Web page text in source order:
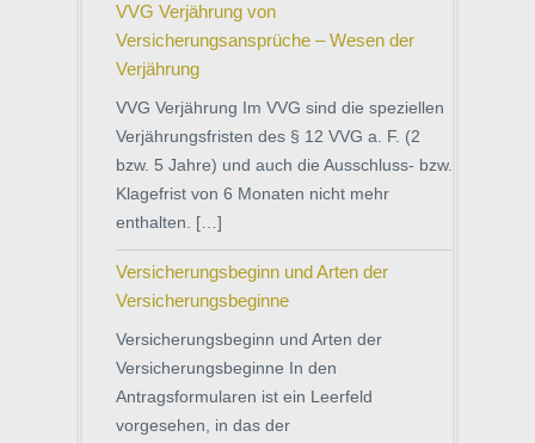
VVG Verjährung von
Versicherungsansprüche – Wesen der
Verjährung
VVG Verjährung Im VVG sind die speziellen
Verjährungsfristen des § 12 VVG a. F. (2
bzw. 5 Jahre) und auch die Ausschluss- bzw.
Klagefrist von 6 Monaten nicht mehr
enthalten. […]
Versicherungsbeginn und Arten der
Versicherungsbeginne
Versicherungsbeginn und Arten der
Versicherungsbeginne In den
Antragsformularen ist ein Leerfeld
vorgesehen, in das der